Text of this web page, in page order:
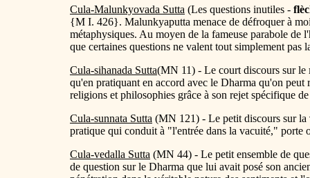
Cula-Malunkyovada Sutta (Les questions inutiles -
{M I. 426}. Malunkyaputta menace de défroquer à
métaphysiques. Au moyen de la fameuse parabole
que certaines questions ne valent tout simplement pas
Cula-sihanada Sutta(MN 11) - Le court discours sur le
qu'en pratiquant en accord avec le Dharma qu'on
religions et philosophies grâce à son rejet spécifique
Cula-sunnata Sutta (MN 121) - Le petit discours sur la
pratique qui conduit à "l'entrée dans la vacuité," porte
Cula-vedalla Sutta (MN 44) - Le petit ensemble de
de question sur le Dharma que lui avait posé son